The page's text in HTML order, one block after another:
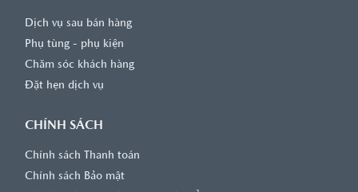
Dịch vụ sau bán hàng
Phụ tùng - phụ kiện
Chăm sóc khách hàng
Đặt hẹn dịch vụ
CHÍNH SÁCH
Chính sách Thanh toán
Chính sách Bảo mật